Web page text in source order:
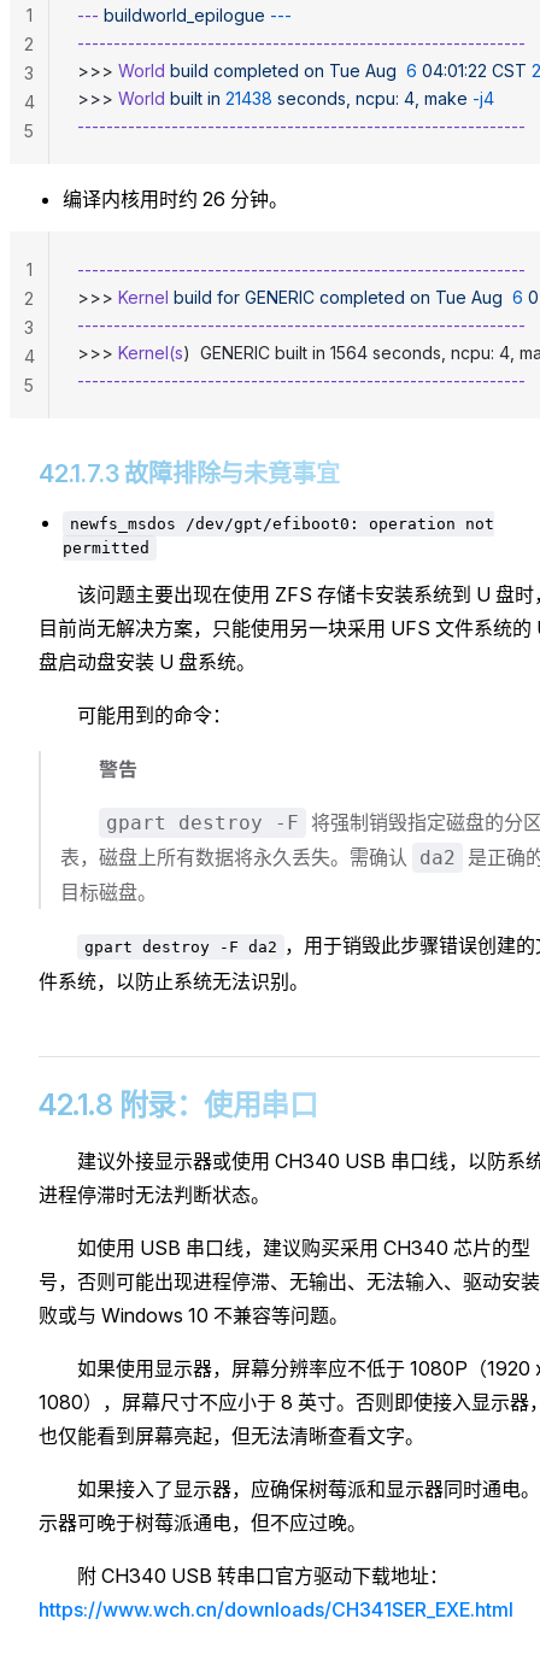
--- buildworld_epilogue ---
--------------------------------------------------------------
>>> World build completed on Tue Aug
  6
04:01:22 CST
>>> World built in 21438 seconds, ncpu: 4, make -j4
--------------------------------------------------------------
1
2
3
4
5
编译内核用时约 26 分钟。
--------------------------------------------------------------
>>> Kernel build for GENERIC completed on Tue Aug
  6
--------------------------------------------------------------
>>> Kernel(s)  GENERIC built in 1564 seconds, ncpu: 4,
--------------------------------------------------------------
1
2
3
4
5
42.1.7.3 故障排除与未竟事宜
newfs_msdos /dev/gpt/efiboot0: operation not
permitted
该问题主要出现在使用 ZFS 存储卡安装系统到 U 盘时
目前尚无解决方案，只能使用另一块采用 UFS 文件系统的
盘启动盘安装 U 盘系统。
可能用到的命令：
警告
gpart destroy -F 将强制销毁指定磁盘的分
表，磁盘上所有数据将永久丢失。需确认
da2
是正确
目标磁盘。
gpart destroy -F da2 ，用于销毁此步骤错误创建的
件系统，以防止系统无法识别。
42.1.8 附录：使用串口
建议外接显示器或使用 CH340 USB 串口线，以防系
进程停滞时无法判断状态。
如使用 USB 串口线，建议购买采用 CH340 芯片的型
号，否则可能出现进程停滞、无输出、无法输入、驱动安
败或与 Windows 10 不兼容等问题。
如果使用显示器，屏幕分辨率应不低于 1080P（1920
1080），屏幕尺寸不应小于 8 英寸。否则即使接入显示器
也仅能看到屏幕亮起，但无法清晰查看文字。
如果接入了显示器，应确保树莓派和显示器同时通电
示器可晚于树莓派通电，但不应过晚。
附 CH340 USB 转串口官方驱动下载地址：
https://www.wch.cn/downloads/CH341SER_EXE.html